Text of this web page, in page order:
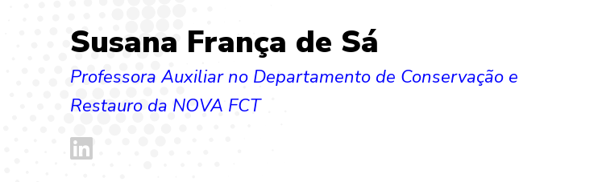
Susana França de Sá
Professora Auxiliar no Departamento de Conservação e
Restauro da NOVA FCT